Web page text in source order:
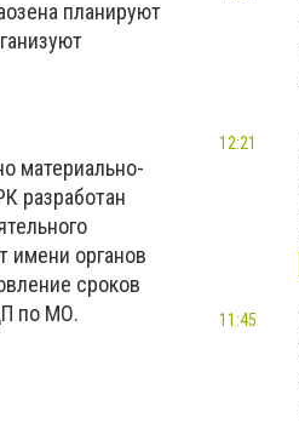
планируют
материально-
разработан
имени органов
сроков
по МО.
12:21
11:45